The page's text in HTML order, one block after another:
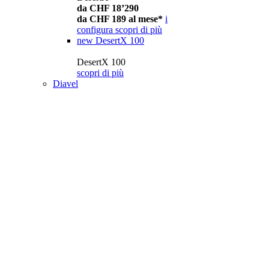
da CHF 18’290
da CHF 189 al mese* i
configura scopri di più
new DesertX 100
DesertX 100
scopri di più
Diavel